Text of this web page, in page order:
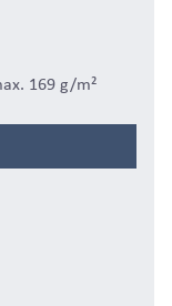
169 g/m²